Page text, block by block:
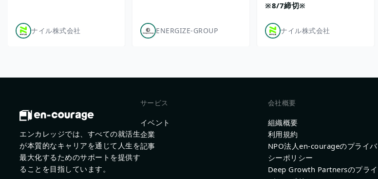
ナイル株式会社 ENERGIZE-GROUP
※8/7締切※
ナイル株式会社
エンカレッジでは、すべての就活生
が本質的なキャリアを通じて人生を
最大化するためのサポートを提供す
ることを目指しています。
サービス
イベント
企業
記事
会社概要
組織概要
利用規約
NPO法人en-courageのプライバ
シーポリシー
Deep Growth Partnersのプライ